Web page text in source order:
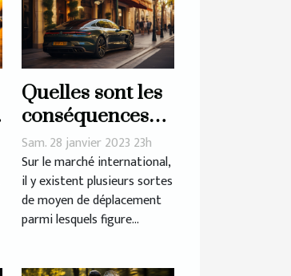
Quelles sont les
conséquences
de l'utilisation
d'une voiture
électrique ?
Sam. 28 janvier 2023 23h
Sur le marché international,
il y existent plusieurs sortes
de moyen de déplacement
parmi lesquels figure...